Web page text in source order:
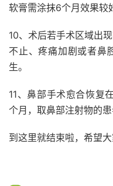
软膏需涂抹6个月效果较
10、术后若手术区域出
不止、疼痛加剧或者鼻
生。
11、鼻部手术愈合恢复
个月，取鼻部注射物的
到这里就结束啦，希望